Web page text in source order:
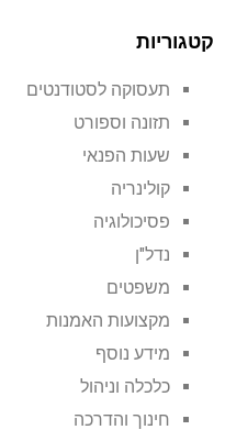
קטגוריות
תעסוקה לסטודנטים
תזונה וספורט
שעות הפנאי
קולינריה
פסיכולוגיה
נדל"ן
משפטים
מקצועות האמנות
מידע נוסף
כלכלה וניהול
חינוך והדרכה